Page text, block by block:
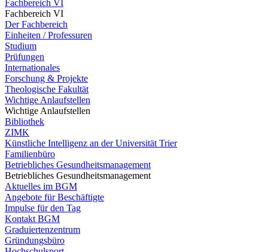
Fachbereich VI
Fachbereich VI
Der Fachbereich
Einheiten / Professuren
Studium
Prüfungen
Internationales
Forschung & Projekte
Theologische Fakultät
Wichtige Anlaufstellen
Wichtige Anlaufstellen
Bibliothek
ZIMK
Künstliche Intelligenz an der Universität Trier
Familienbüro
Betriebliches Gesundheitsmanagement
Betriebliches Gesundheitsmanagement
Aktuelles im BGM
Angebote für Beschäftigte
Impulse für den Tag
Kontakt BGM
Graduiertenzentrum
Gründungsbüro